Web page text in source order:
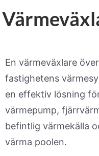
En värmeväxlare
fastighetens
en effektiv lösning
värmepump,
befintlig värmekälla
värma poolen.